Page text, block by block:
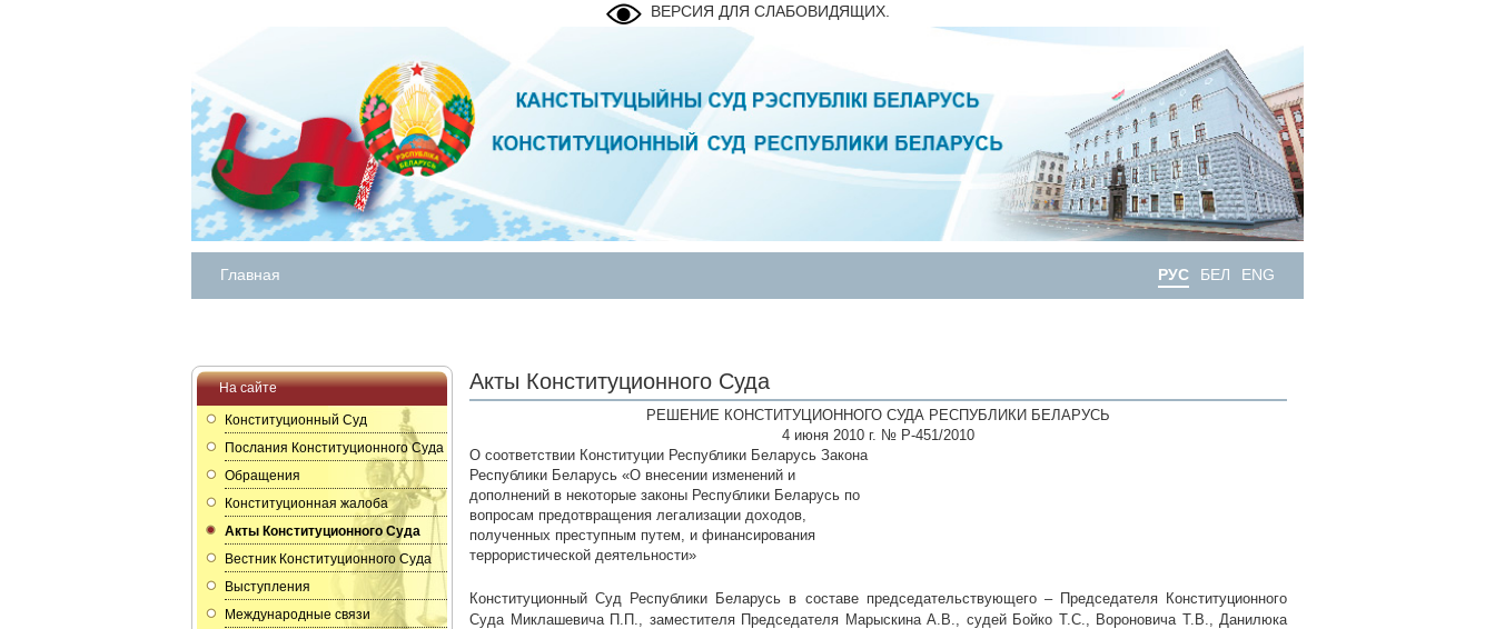
ВЕРСИЯ ДЛЯ СЛАБОВИДЯЩИХ.
Главная РУС БЕЛ ENG
На сайте
Конституционный Суд
Послания Конституционного Суда
Обращения
Конституционная жалоба
Акты Конституционного Суда
Вестник Конституционного Суда
Выступления
Международные связи
Акты Конституционного Суда
РЕШЕНИЕ КОНСТИТУЦИОННОГО СУДА РЕСПУБЛИКИ БЕЛАРУСЬ
4 июня 2010 г. № Р-451/2010
О соответствии Конституции Республики Беларусь Закона
Республики Беларусь «О внесении изменений и
дополнений в некоторые законы Республики Беларусь по
вопросам предотвращения легализации доходов,
полученных преступным путем, и финансирования
террористической деятельности»
Конституционный Суд Республики Беларусь в составе председательствующего – Председателя Конституционного
Суда Миклашевича П.П., заместителя Председателя Марыскина А.В., судей Бойко Т.С., Вороновича Т.В., Данилюка